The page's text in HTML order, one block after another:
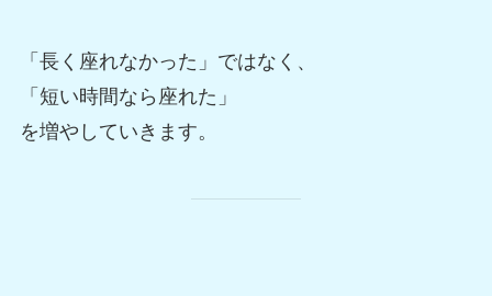
「長く座れなかった」ではなく、
「短い時間なら座れた」
を増やしていきます。